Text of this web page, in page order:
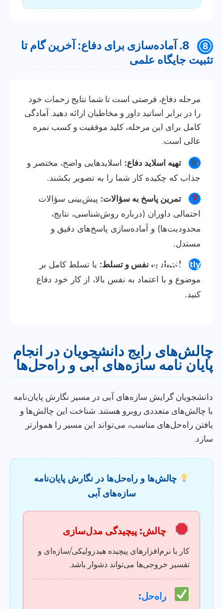
⑧
8. آماده‌سازی برای دفاع: آخرین گام تا
تثبیت جایگاه علمی
مرحله دفاع، فرصتی است تا شما نتایج زحمات خود
را در برابر اساتید داور و مخاطبان ارائه دهید. آمادگی
کامل برای این مرحله، کلید موفقیت و کسب نمره
عالی است.
تهیه اسلاید دفاع: اسلایدهایی واضح، مختصر و
جذاب که چکیده کار شما را به تصویر بکشند.
تمرین پاسخ به سؤالات: پیش‌بینی سؤالات
احتمالی داوران (درباره روش‌شناسی، نتایج،
محدودیت‌ها) و آماده‌سازی پاسخ‌های دقیق و
مستدل.
confidently
اعتماد به نفس و تسلط: با تسلط کامل بر
موضوع و با اعتماد به نفس بالا، از کار خود دفاع
کنید.
چالش‌های رایج دانشجویان در انجام
پایان نامه سازه‌های آبی و راه‌حل‌ها
دانشجویان گرایش سازه‌های آبی در مسیر نگارش پایان‌نامه
با چالش‌های متعددی روبرو هستند. شناخت این چالش‌ها و
یافتن راه‌حل‌های مناسب، می‌تواند این مسیر را هموارتر
سازد.
چالش‌ها و راه‌حل‌ها در نگارش پایان‌نامه
سازه‌های آبی
چالش: پیچیدگی مدل‌سازی
کار با نرم‌افزارهای پیچیده هیدرولیکی/سازه‌ای و
تفسیر خروجی‌ها می‌تواند دشوار باشد.
راه‌حل: